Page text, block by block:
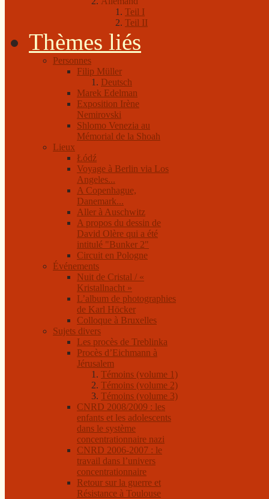
Teil I
Teil II
Thèmes liés
Personnes
Filip Müller
Deutsch
Marek Edelman
Exposition Irène
Nemirovski
Shlomo Venezia au
Mémorial de la Shoah
Lieux
Łódź
Voyage à Berlin via Los
Angeles...
A Copenhague,
Danemark...
Aller à Auschwitz
A propos du dessin de
David Olère qui a été
intitulé "Bunker 2"
Circuit en Pologne
Événements
Nuit de Cristal / «
Kristallnacht »
L’album de photographies
de Karl Höcker
Colloque à Bruxelles
Sujets divers
Les procès de Treblinka
Procès d’Eichmann à
Jérusalem
Témoins (volume 1)
Témoins (volume 2)
Témoins (volume 3)
CNRD 2008/2009 : les
enfants et les adolescents
dans le système
concentrationnaire nazi
CNRD 2006-2007 : le
travail dans l’univers
concentrationnaire
Retour sur la guerre et
Résistance à Toulouse